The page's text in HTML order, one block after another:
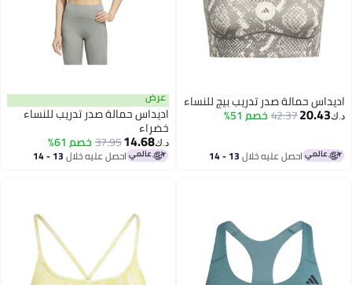
اديداس حمالة صدر تدريب بيج للنساء
د.ك‏20.43
42.37خصم 51%
احصل عليه خلال 13 - 14
عرض
اديداس حمالة صدر تدريب للنساء
خضراء
د.ك‏14.68
37.95خصم 61%
احصل عليه خلال 13 - 14